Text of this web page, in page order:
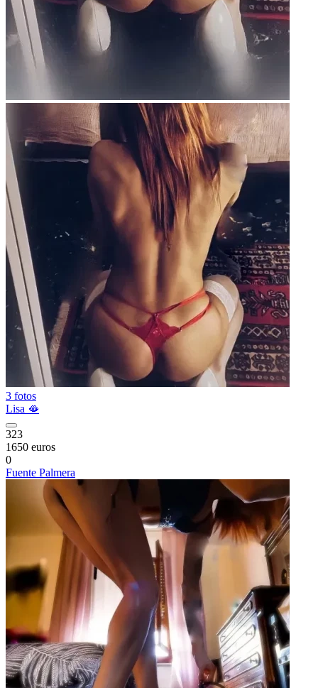
3 fotos
Lisa 🫦
323
1650 euros
0
Fuente Palmera